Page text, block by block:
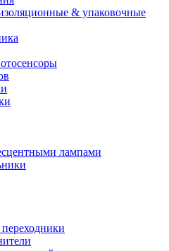
& упаковочные
лампами